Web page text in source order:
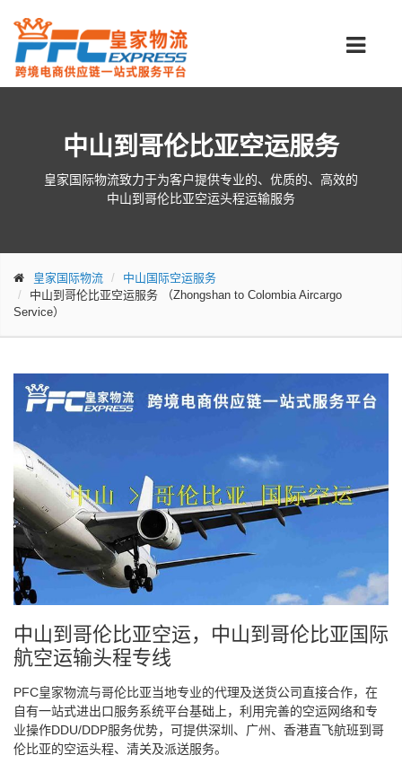
中山到哥伦比亚空运服务
皇家国际物流致力于为客户提供专业的、优质的、高效的
中山到哥伦比亚空运头程运输服务
皇家国际物流
中山国际空运服务
中山到哥伦比亚空运服务 （Zhongshan to Colombia Aircargo
Service）
中山到哥伦比亚空运，中山到哥伦比亚国际
航空运输头程专线
PFC皇家物流与哥伦比亚当地专业的代理及送货公司直接合作，在
自有一站式进出口服务系统平台基础上，利用完善的空运网络和专
业操作DDU/DDP服务优势，可提供深圳、广州、香港直飞航班到哥
伦比亚的空运头程、清关及派送服务。